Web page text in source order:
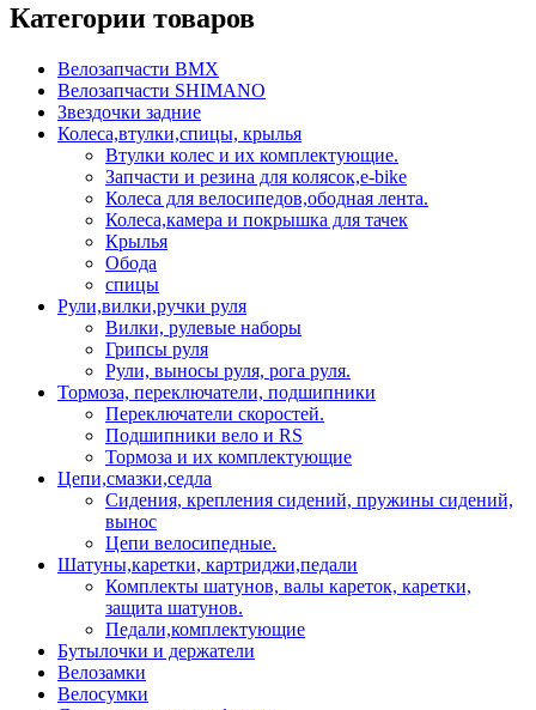
Категории товаров
Велозапчасти BMX
Велозапчасти SHIMANO
Звездочки задние
Колеса,втулки,спицы, крылья
Втулки колес и их комплектующие.
Запчасти и резина для колясок,e-bike
Колеса для велосипедов,ободная лента.
Колеса,камера и покрышка для тачек
Крылья
Обода
спицы
Рули,вилки,ручки руля
Вилки, рулевые наборы
Грипсы руля
Рули, выносы руля, рога руля.
Тормоза, переключатели, подшипники
Переключатели скоростей.
Подшипники вело и RS
Тормоза и их комплектующие
Цепи,смазки,седла
Сидения, крепления сидений, пружины сидений,
вынос
Цепи велосипедные.
Шатуны,каретки, картриджи,педали
Комплекты шатунов, валы кареток, каретки,
защита шатунов.
Педали,комплектующие
Бутылочки и держатели
Велозамки
Велосумки